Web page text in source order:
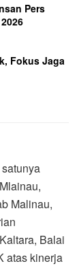
Pers
Fokus Jaga
Malinau,
Balai
atas kinerja